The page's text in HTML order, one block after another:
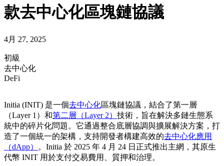
款去中心化區塊鏈協議
4月 27, 2025
初級
去中心化
DeFi
Initia (INIT) 是一個去中心化區塊鏈協議，結合了第一層
（Layer 1）和第二層（Layer 2） 技術，旨在解決多鏈生態系
統中的碎片化問題。它通過整合底層協調與擴展解決方案，打
造了一個統一的架構，支持開發者構建高效的去中心化應用
（dApp）
。Initia 於 2025 年 4 月 24 日正式推出主網，其原生
代幣 INIT 用於支付交易費用、質押和治理。